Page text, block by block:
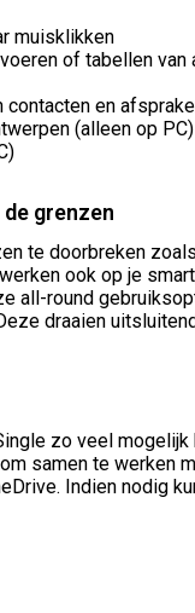
muisklikken
of tabellen
en
(alleen op PC)
grenzen
te doorbreken
ook op je
all-round
draaien
zo veel
samen te
Indien nodig